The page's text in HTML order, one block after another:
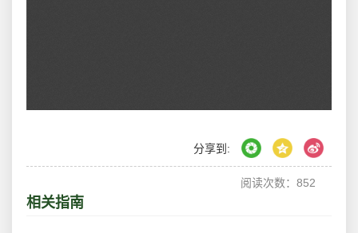
分享到:
阅读次数： 852
相关指南